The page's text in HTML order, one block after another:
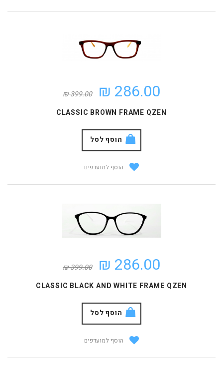
286.00 ₪
399.00 ₪
CLASSIC BROWN FRAME QZEN
הוסף לסל
הוסף למועדפים
286.00 ₪
399.00 ₪
CLASSIC BLACK AND WHITE FRAME QZEN
הוסף לסל
הוסף למועדפים